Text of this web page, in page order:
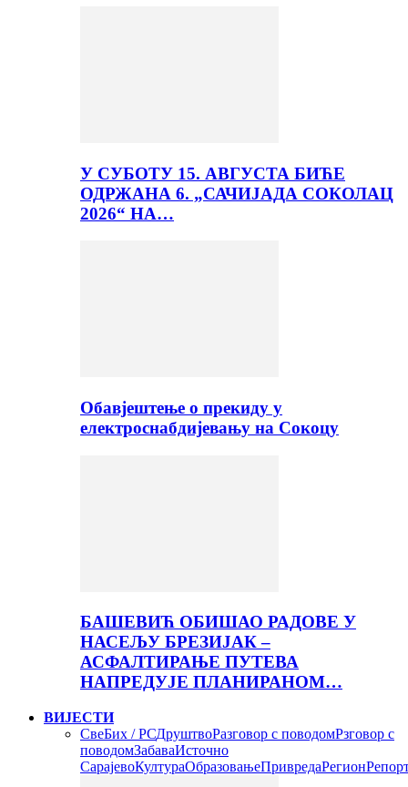
У СУБОТУ 15. АВГУСТА БИЋЕ
ОДРЖАНА 6. „САЧИЈАДА СОКОЛАЦ
2026“ НА…
Обавјештење о прекиду у
електроснабдијевању на Сокоцу
БАШЕВИЋ ОБИШАО РАДОВЕ У
НАСЕЉУ БРЕЗИЈАК –
АСФАЛТИРАЊЕ ПУТЕВА
НАПРЕДУЈЕ ПЛАНИРАНОМ…
ВИЈЕСТИ
СвеБих / РСДруштвоРазговор с поводомРзговор с
поводомЗабаваИсточно
СарајевоКултураОбразовањеПривредаРегион